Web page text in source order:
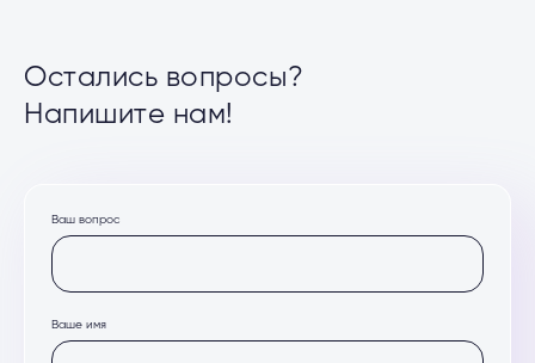
Остались вопросы?
Напишите нам!
Ваш вопрос
Ваше имя